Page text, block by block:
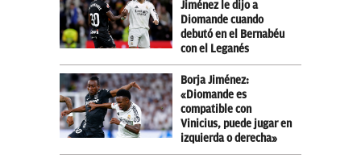
Jiménez le dijo a
Diomande cuando
debutó en el Bernabéu
con el Leganés
Borja Jiménez:
«Diomande es
compatible con
Vinicius, puede jugar en
izquierda o derecha»